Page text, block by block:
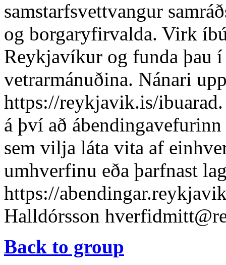
samstarfsvettvangur
og borgaryfirvalda. Virk
Reykjavíkur og funda þau
vetrarmánuðina. Nánari
https://reykjavik.is/
á því að
sem vilja láta vita af
umhverfinu eða þarfnast
https://
Halldórsson
Back to group